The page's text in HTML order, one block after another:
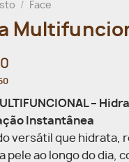
/ Face
–
Instantânea
versátil que hidrata,
pele ao longo do dia,